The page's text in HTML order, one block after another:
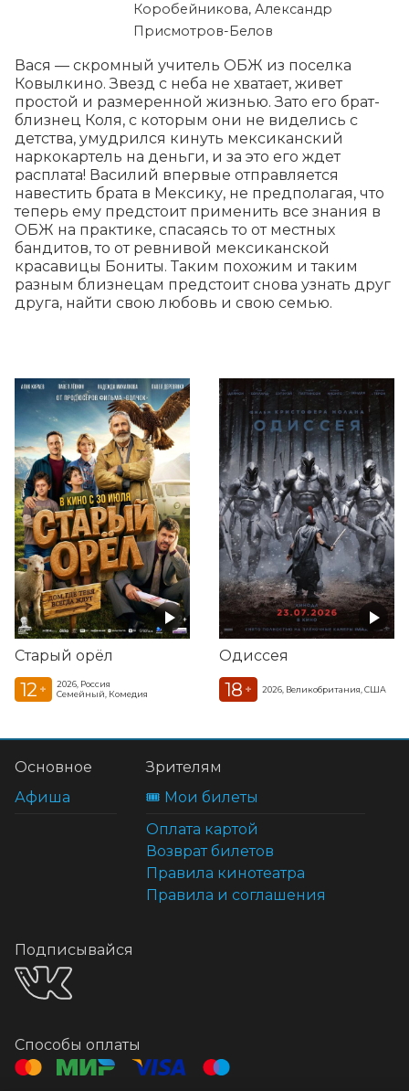
Коробейникова, Александр
Присмотров-Белов
Вася — скромный учитель ОБЖ из поселка
Ковылкино. Звезд с неба не хватает, живет
простой и размеренной жизнью. Зато его брат-
близнец Коля, с которым они не виделись с
детства, умудрился кинуть мексиканский
наркокартель на деньги, и за это его ждет
расплата! Василий впервые отправляется
навестить брата в Мексику, не предполагая, что
теперь ему предстоит применить все знания в
ОБЖ на практике, спасаясь то от местных
бандитов, то от ревнивой мексиканской
красавицы Бониты. Таким похожим и таким
разным близнецам предстоит снова узнать друг
друга, найти свою любовь и свою семью.
Старый орёл
12 +
2026, Россия
Семейный, Комедия
Одиссея
18 + 2026, Великобритания, США
Основное
Афиша
Зрителям
🎟️ Мои билеты
Оплата картой
Возврат билетов
Правила кинотеатра
Правила и соглашения
Подписывайся
Способы оплаты